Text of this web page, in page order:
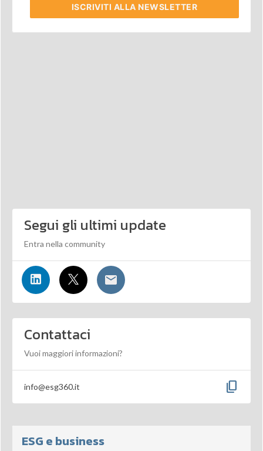
ISCRIVITI ALLA NEWSLETTER
Segui gli ultimi update
Entra nella community
Contattaci
Vuoi maggiori informazioni?
info@esg360.it content_copy
ESG e business